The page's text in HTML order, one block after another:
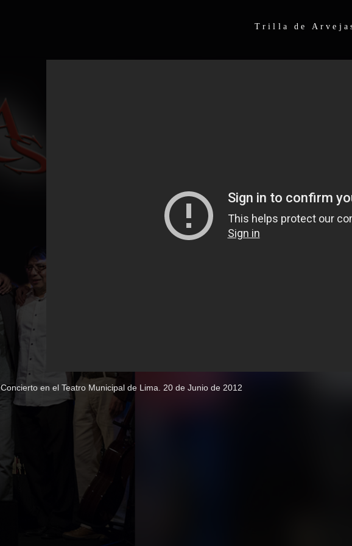
Trilla de
Concierto en el Teatro Municipal de Lima. 20 de Junio de 2012